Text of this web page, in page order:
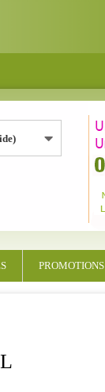
PROMOTIONS